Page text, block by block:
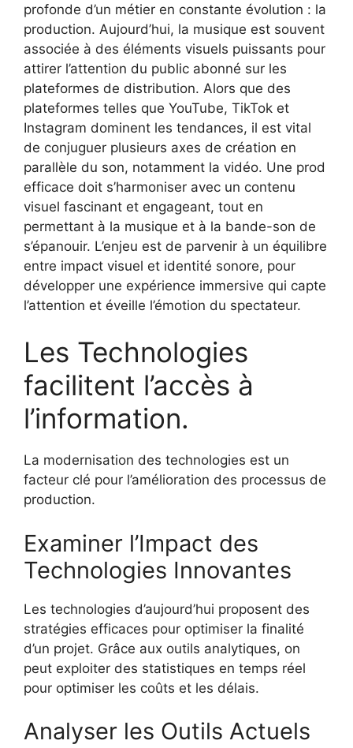
profonde d’un métier en constante évolution : la
production. Aujourd’hui, la musique est souvent
associée à des éléments visuels puissants pour
attirer l’attention du public abonné sur les
plateformes de distribution. Alors que des
plateformes telles que YouTube, TikTok et
Instagram dominent les tendances, il est vital
de conjuguer plusieurs axes de création en
parallèle du son, notamment la vidéo. Une prod
efficace doit s’harmoniser avec un contenu
visuel fascinant et engageant, tout en
permettant à la musique et à la bande-son de
s’épanouir. L’enjeu est de parvenir à un équilibre
entre impact visuel et identité sonore, pour
développer une expérience immersive qui capte
l’attention et éveille l’émotion du spectateur.
Les Technologies
facilitent l’accès à
l’information.
La modernisation des technologies est un
facteur clé pour l’amélioration des processus de
production.
Examiner l’Impact des
Technologies Innovantes
Les technologies d’aujourd’hui proposent des
stratégies efficaces pour optimiser la finalité
d’un projet. Grâce aux outils analytiques, on
peut exploiter des statistiques en temps réel
pour optimiser les coûts et les délais.
Analyser les Outils Actuels